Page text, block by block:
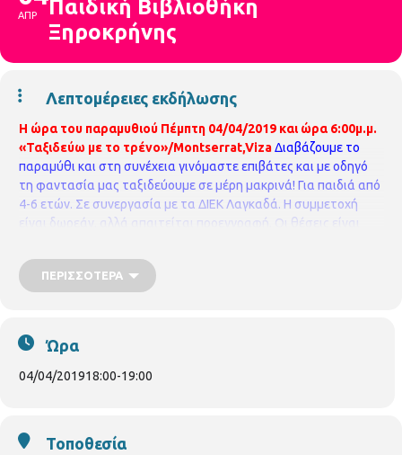
ΑΠΡ
Παιδική Βιβλιοθήκη
Ξηροκρήνης
Λεπτομέρειες εκδήλωσης
Η ώρα του παραμυθιού Πέμπτη 04/04/2019 και ώρα 6:00μ.μ.
«Ταξιδεύω με το τρένο»/Montserrat,VizaΔιαβάζουμε το
παραμύθι και στη συνέχεια γινόμαστε επιβάτες και με οδηγό
τη φαντασία μας ταξιδεύουμε σε μέρη μακρινά! Για παιδιά από
4-6 ετών. Σε συνεργασία με τα ΔΙΕΚ Λαγκαδά. Η συμμετοχή
είναι δωρεάν, αλλά απαιτείται προεγγραφή. Οι θέσεις είναι
ενώ θα υπάρξει λίστα αναμονής σε περίπτωση υπεράριθμων
εγγραφών.ΠΑΙΔΙΚΗ ΒΙΒΛΙΟΘΗΚΗ ΞΗΡΟΚΡΗΝΗΣ
ΠΕΡΙΣΣΌΤΕΡΑ
Ώρα
04/04/201918:00-19:00
Τοποθεσία